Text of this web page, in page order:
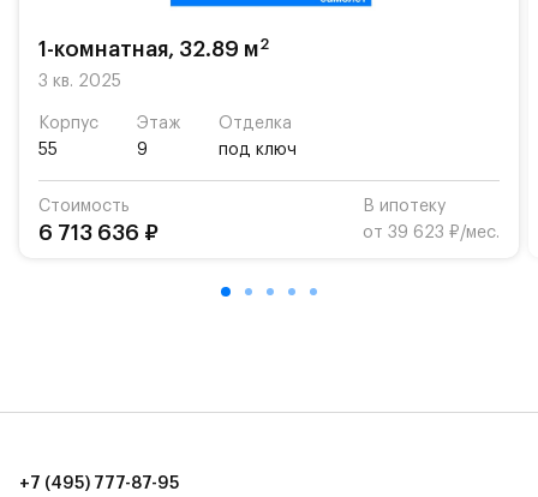
возможность посещения частной гимназии
Для автомобилистов — закрытые озеленённые
Территория квартала приватная, въезд
осуществляется по пропускам.#yan19-2r1521196#
1-комнатная, 32.89 м2
3 кв. 2025
Корпус
55
Этаж
9
Отделка
под ключ
Стоимость
6 713 636 ₽
В ипотеку
от 39 623 ₽/мес.
+7 (495) 777-87-95